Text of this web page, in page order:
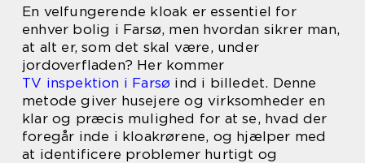
En velfungerende kloak er essentiel for
enhver bolig i Farsø, men hvordan sikrer man,
at alt er, som det skal være, under
jordoverfladen? Her kommer
TV inspektion i Farsø ind i billedet. Denne
metode giver husejere og virksomheder en
klar og præcis mulighed for at se, hvad der
foregår inde i kloakrørene, og hjælper med
at identificere problemer hurtigt og